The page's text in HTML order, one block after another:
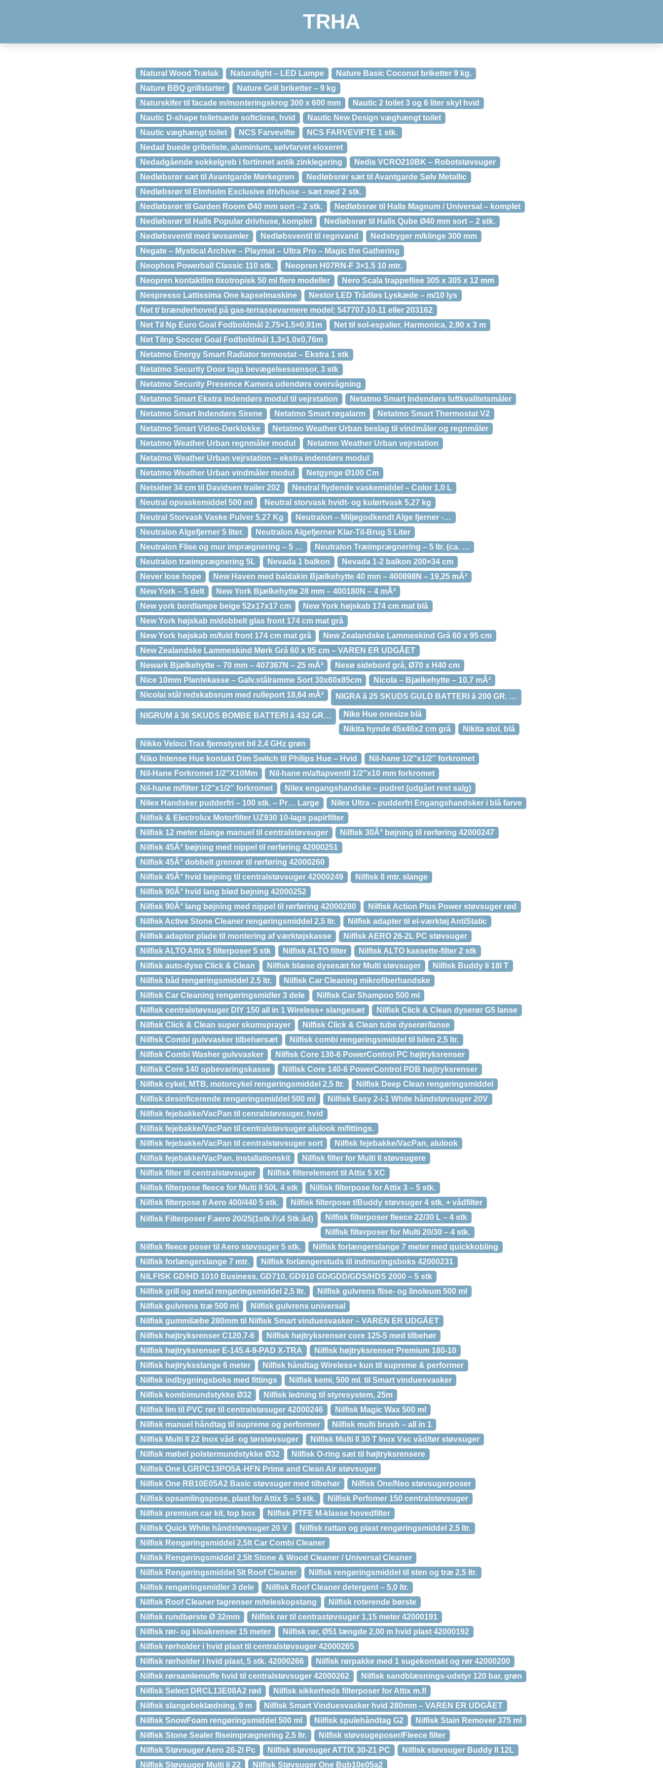
TRHA
Natural Wood Trælak Naturalight – LED Lampe
Nature Basic Coconut briketter 9 kg.
Nature BBQ grillstarter
Nature Grill briketter – 9 kg
Naturskifer til facade m/monteringskrog 300 x 600 mm
Nautic 2 toilet 3 og 6 liter skyl hvid
Nautic D-shape toiletsæde softclose, hvid
Nautic New Design væghængt toilet
Nautic væghængt toilet
NCS Farvevifte
NCS FARVEVIFTE 1 stk.
Nedad buede gribeliste, aluminium, sølvfarvet eloxeret
Nedadgående sokkelgreb i fortinnet antik zinklegering
Nedis VCRO210BK – Robotstøvsuger
Nedløbsrør sæt til Avantgarde Mørkegrøn
Nedløbsrør sæt til Avantgarde Sølv Metallic
Nedløbsrør til Elmholm Exclusive drivhuse – sæt med 2 stk.
Nedløbsrør til Garden Room Ø40 mm sort – 2 stk.
Nedløbsrør til Halls Magnum / Universal – komplet
Nedløbsrør til Halls Popular drivhuse, komplet
Nedløbsrør til Halls Qube Ø40 mm sort – 2 stk.
Nedløbsventil med løvsamler
Nedløbsventil til regnvand
Nedstryger m/klinge 300 mm
Negate – Mystical Archive – Playmat – Ultra Pro – Magic the Gathering
Neophos Powerball Classic 110 stk.
Neopren H07RN-F 3×1.5 10 mtr.
Neopren kontaktlim tixotropisk 50 ml flere modeller
Nero Scala trappeflise 305 x 305 x 12 mm
Nespresso Lattissima One kapselmaskine
Nestor LED Trådløs Lyskæde – m/10 lys
Net t/ brænderhoved på gas-terrassevarmere model: 547707-10-11 eller 203162
Net Til Np Euro Goal Fodboldmål 2,75×1,5×0,91m
Net til sol-espalier, Harmonica, 2,90 x 3 m
Net Tilnp Soccer Goal Fodboldmål 1,3×1.0x0,76m
Netatmo Energy Smart Radiator termostat – Ekstra 1 stk
Netatmo Security Door tags bevægelsessensor, 3 stk
Netatmo Security Presence Kamera udendørs overvågning
Netatmo Smart Ekstra indendørs modul til vejrstation
Netatmo Smart Indendørs luftkvalitetsmåler
Netatmo Smart Indendørs Sirene
Netatmo Smart røgalarm
Netatmo Smart Thermostat V2
Netatmo Smart Video-Dørklokke
Netatmo Weather Urban beslag til vindmåler og regnmåler
Netatmo Weather Urban regnmåler modul
Netatmo Weather Urban vejrstation
Netatmo Weather Urban vejrstation – ekstra indendørs modul
Netatmo Weather Urban vindmåler modul
Netgynge Ø100 Cm
Netsider 34 cm til Davidsen trailer 202
Neutral flydende vaskemiddel – Color 1,0 L
Neutral opvaskemiddel 500 ml
Neutral storvask hvidt- og kulørtvask 5,27 kg
Neutral Storvask Vaske Pulver 5,27 Kg
Neutralon – Miljøgodkendt Alge fjerner -…
Neutralon Algefjerner 5 liter.
Neutralon Algefjerner Klar-Til-Brug 5 Liter
Neutralon Flise og mur imprægnering – 5 …
Neutralon Træimprægnering – 5 ltr. (ca. …
Neutralon træimprægnering 5L
Nevada 1 balkon
Nevada 1-2 balkon 200×34 cm
Never lose hope
New Haven med baldakin Bjælkehytte 40 mm – 400898N – 19,25 mÂ²
New York – 5 delt
New York Bjælkehytte 28 mm – 400180N – 4 mÂ²
New york bordlampe beige 52x17x17 cm
New York højskab 174 cm mat blå
New York højskab m/dobbelt glas front 174 cm mat grå
New York højskab m/fuld front 174 cm mat grå
New Zealandske Lammeskind Grå 60 x 95 cm
New Zealandske Lammeskind Mørk Grå 60 x 95 cm – VAREN ER UDGÅET
Newark Bjælkehytte – 70 mm – 407367N – 25 mÂ²
Nexø sidebord grå, Ø70 x H40 cm
Nice 10mm Plantekasse – Galv.stålramme Sort 30x60x85cm
Nicola – Bjælkehytte – 10,7 mÂ²
Nicolai stål redskabsrum med rulleport 18,64 mÂ²
NIGRA â 25 SKUDS GULD BATTERI â 200 GR. …
NIGRUM â 36 SKUDS BOMBE BATTERI â 432 GR…
Nike Hue onesize blå
Nikita hynde 45x46x2 cm grå
Nikita stol, blå
Nikko Veloci Trax fjernstyret bil 2,4 GHz grøn
Niko Intense Hue kontakt Dim Switch til Philips Hue – Hvid
Nil-hane 1/2″x1/2″ forkromet
Nil-Hane Forkromet 1/2″X10Mm
Nil-hane m/aftapventil 1/2″x10 mm forkromet
Nil-hane m/filter 1/2″x1/2″ forkromet
Nilex engangshandske – pudret (udgået rest salg)
Nilex Handsker pudderfri – 100 stk. – Pr… Large
Nilex Ultra – pudderfri Engangshandsker i blå farve
Nilfisk & Electrolux Motorfilter UZ930 10-lags papirfilter
Nilfisk 12 meter slange manuel til centralstøvsuger
Nilfisk 30Â° bøjning til rørføring 42000247
Nilfisk 45Â° bøjning med nippel til rørføring 42000251
Nilfisk 45Â° dobbelt grenrør til rørføring 42000260
Nilfisk 45Â° hvid bøjning til centralstøvsuger 42000249
Nilfisk 8 mtr. slange
Nilfisk 90Â° hvid lang blød bøjning 42000252
Nilfisk 90Â° lang bøjning med nippel til rørføring 42000280
Nilfisk Action Plus Power støvsuger rød
Nilfisk Active Stone Cleaner rengøringsmiddel 2,5 ltr.
Nilfisk adapter til el-værktøj AntiStatic
Nilfisk adaptor plade til montering af værktøjskasse
Nilfisk AERO 26-2L PC støvsuger
Nilfisk ALTO Attix 5 filterposer 5 stk
Nilfisk ALTO filter
Nilfisk ALTO kassette-filter 2 stk
Nilfisk auto-dyse Click & Clean
Nilfisk blæse dysesæt for Multi støvsuger
Nilfisk Buddy Ii 18l T
Nilfisk båd rengøringsmiddel 2,5 ltr.
Nilfisk Car Cleaning mikrofiberhandske
Nilfisk Car Cleaning rengøringsmidler 3 dele
Nilfisk Car Shampoo 500 ml
Nilfisk centralstøvsuger DIY 150 all in 1 Wireless+ slangesæt
Nilfisk Click & Clean dyserør G5 lanse
Nilfisk Click & Clean super skumsprayer
Nilfisk Click & Clean tube dyserør/lanse
Nilfisk Combi gulvvasker tilbehørsæt
Nilfisk combi rengøringsmiddel til bilen 2,5 ltr.
Nilfisk Combi Washer gulvvasker
Nilfisk Core 130-6 PowerControl PC højtryksrenser
Nilfisk Core 140 opbevaringskasse
Nilfisk Core 140-6 PowerControl PDB højtryksrenser
Nilfisk cykel, MTB, motorcykel rengøringsmiddel 2,5 ltr.
Nilfisk Deep Clean rengøringsmiddel
Nilfisk desinficerende rengøringsmiddel 500 ml
Nilfisk Easy 2-i-1 White håndstøvsuger 20V
Nilfisk fejebakke/VacPan til cenralstøvsuger, hvid
Nilfisk fejebakke/VacPan til centralstøvsuger alulook m/fittings.
Nilfisk fejebakke/VacPan til centralstøvsuger sort
Nilfisk fejebakke/VacPan, alulook
Nilfisk fejebakke/VacPan, installationskit
Nilfisk filter for Multi II støvsugere
Nilfisk filter til centralstøvsuger
Nilfisk filterelement til Attix 5 XC
Nilfisk filterpose fleece for Multi II 50L 4 stk
Nilfisk filterpose for Attix 3 – 5 stk.
Nilfisk filterpose t/ Aero 400/440 5 stk.
Nilfisk filterpose t/Buddy støvsuger 4 stk. + vådfilter
Nilfisk Filterposer F.aero 20/25(1stk.ï¼4 Stk.åd)
Nilfisk filterposer fleece 22/30 L – 4 stk
Nilfisk filterposer for Multi 20/30 – 4 stk.
Nilfisk fleece poser til Aero støvsuger 5 stk.
Nilfisk forlængerslange 7 meter med quickkobling
Nilfisk forlængerslange 7 mtr.
Nilfisk forlængerstuds til indmuringsboks 42000231
NILFISK GD/HD 1010 Business, GD710, GD910 GD/GDD/GDS/HDS 2000 – 5 stk
Nilfisk grill og metal rengøringsmiddel 2,5 ltr.
Nilfisk gulvrens flise- og linoleum 500 ml
Nilfisk gulvrens træ 500 ml
Nilfisk gulvrens universal
Nilfisk gummilæbe 280mm til Nilfisk Smart vinduesvasker – VAREN ER UDGÅET
Nilfisk højtryksrenser C120.7-6
Nilfisk højtryksrenser core 125-5 med tilbehør
Nilfisk højtryksrenser E-145.4-9-PAD X-TRA
Nilfisk højtryksrenser Premium 180-10
Nilfisk højtryksslange 6 meter
Nilfisk håndtag Wireless+ kun til supreme & performer
Nilfisk indbygningsboks med fittings
Nilfisk kemi, 500 ml. til Smart vinduesvasker
Nilfisk kombimundstykke Ø32
Nilfisk ledning til styresystem, 25m
Nilfisk lim til PVC rør til centralstøsuger 42000246
Nilfisk Magic Wax 500 ml
Nilfisk manuel håndtag til supreme og performer
Nilfisk multi brush – all in 1
Nilfisk Multi II 22 Inox våd- og tørstøvsuger
Nilfisk Multi II 30 T Inox Vsc våd/tør støvsuger
Nilfisk møbel polstermundstykke Ø32
Nilfisk O-ring sæt til højtryksrensere
Nilfisk One LGRPC13PO5A-HFN Prime and Clean Air støvsuger
Nilfisk One RB10E05A2 Basic støvsuger med tilbehør
Nilfisk One/Neo støvsugerposer
Nilfisk opsamlingspose, plast for Attix 5 – 5 stk.
Nilfisk Perfomer 150 centralstøvsuger
Nilfisk premium car kit, top box
Nilfisk PTFE M-klasse hovedfilter
Nilfisk Quick White håndstøvsuger 20 V
Nilfisk rattan og plast rengøringsmiddel 2,5 ltr.
Nilfisk Rengøringsmiddel 2,5lt Car Combi Cleaner
Nilfisk Rengøringsmiddel 2,5lt Stone & Wood Cleaner / Universal Cleaner
Nilfisk Rengøringsmiddel 5lt Roof Cleaner
Nilfisk rengøringsmiddel til sten og træ 2,5 ltr.
Nilfisk rengøringsmidler 3 dele
Nilfisk Roof Cleaner detergent – 5,0 ltr.
Nilfisk Roof Cleaner tagrenser m/teleskopstang
Nilfisk roterende børste
Nilfisk rundbørste Ø 32mm
Nilfisk rør til centrastøvsuger 1,15 meter 42000191
Nilfisk rør- og kloakrenser 15 meter
Nilfisk rør, Ø51 længde 2,00 m hvid plast 42000192
Nilfisk rørholder i hvid plast til centralstøvsuger 42000265
Nilfisk rørholder i hvid plast, 5 stk. 42000266
Nilfisk rørpakke med 1 sugekontakt og rør 42000200
Nilfisk rørsamlemuffe hvid til centralstøvsuger 42000262
Nilfisk sandblæsnings-udstyr 120 bar, grøn
Nilfisk Select DRCL13E08A2 rød
Nilfisk sikkerheds filterposer for Attix m.fl
Nilfisk slangebeklædning, 9 m
Nilfisk Smart Vinduesvasker hvid 280mm – VAREN ER UDGÅET
Nilfisk SnowFoam rengøringsmiddel 500 ml
Nilfisk spulehåndtag G2
Nilfisk Stain Remover 375 ml
Nilfisk Stone Sealer fliseimprægnering 2,5 ltr.
Nilfisk støvsugeposer/Fleece filter
Nilfisk Støvsuger Aero 26-2l Pc
Nilfisk støvsuger ATTIX 30-21 PC
Nilfisk støvsuger Buddy II 12L
Nilfisk Støvsuger Multi Ii 22
Nilfisk Støvsuger One Bgb10e05a2